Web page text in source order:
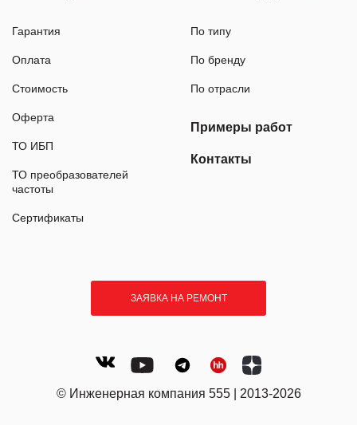
Гарантия
Оплата
Стоимость
Оферта
ТО ИБП
ТО преобразователей
частоты
Сертификаты
По типу
По бренду
По отрасли
Примеры работ
Контакты
ЗАЯВКА НА РЕМОНТ
© Инженерная компания 555 | 2013-2026